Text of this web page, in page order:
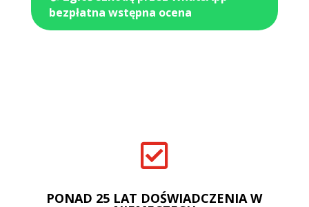
bezpłatna wstępna ocena

PONAD 25 LAT DOŚWIADCZENIA W